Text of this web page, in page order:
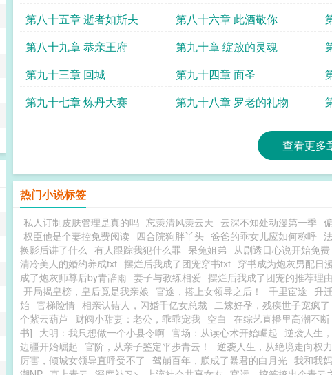
第八十五章 逝者如斯夫
第八十六章 此酒敬你
第八十九章 恭亲王府
第九十章 绽放的灵魂
第九十三章 回城
第九十四章 面圣
第九十七章 炼丹大赛
第九十八章 罗老的礼物
查看更多
热门小说标签
私人订制皮肤管理是真的吗 忘羡清风羡云天 云深不知处动漫第一季
权臣他是个妻控免费阅读 四合院狗胖丫头 爸爸的乖女儿应如何称呼
换影后讲了什么 有人跟踪我犯什么罪 呆兔姐弟 从剧透日心说开始免费
清冷美人的婚约养成txt 摆烂后我成了团宠穿书txt 穿书成为炮灰男配日
成了炮灰师尊后by青辞雨 妻子与教练相爱 摆烂后我成了团宠的推荐理由
开局揭皇榜，皇后竟是我亲娘 官途，搭上女领导之后！ 千里宦途 升
始 官梯险情 相亲认错人，闪婚千亿女总裁 二嫁好孕，残疾世子宠疯了
个紫云葫芦 财阀小甜妻：老公，乖乖宠我 空白 在综艺直播里高潮不断
书] 大明：我只想做一个小县令啊 官场：从读心术开始崛起 逆袭人生
边疆开始崛起 官阶，从亲子鉴定平步青云！ 逆袭人生，从绝境走向权
厉害，倾城女领导直呼受不了 驾崩百年，朕成了暴君的白月光 我和我